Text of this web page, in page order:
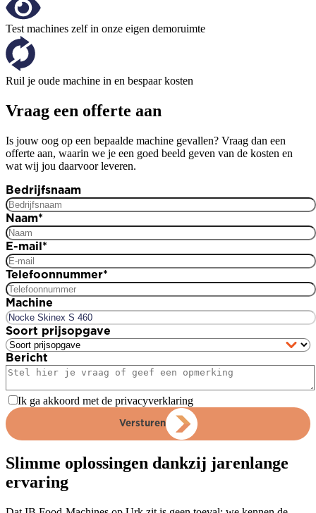
Test machines zelf in onze eigen demoruimte
Ruil je oude machine in en bespaar kosten
Vraag een offerte aan
Is jouw oog op een bepaalde machine gevallen? Vraag dan een
offerte aan, waarin we je een goed beeld geven van de kosten en
wat wij jou daarvoor leveren.
Bedrijfsnaam
Naam*
E-mail*
Telefoonnummer*
Machine
Soort prijsopgave
Bericht
Ik ga akkoord met de privacyverklaring
Versturen
Slimme oplossingen dankzij jarenlange
ervaring